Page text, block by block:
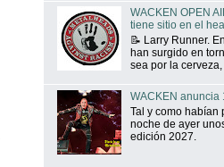
WACKEN OPEN
tiene sitio en el
📝 Larry Runner.
han surgido en
sea por la
WACKEN anuncia
Tal y como habían
noche de ayer
edición 2027.